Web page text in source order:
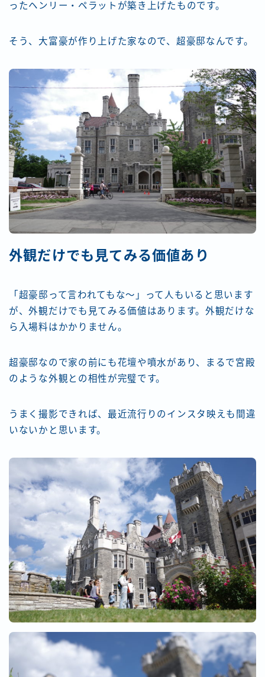
ったヘンリー・ペラットが築き上げたものです。
そう、大富豪が作り上げた家なので、超豪邸なんです。
外観だけでも見てみる価値あり
「超豪邸って言われてもな〜」って人もいると思います
が、外観だけでも見てみる価値はあります。外観だけな
ら入場料はかかりません。
超豪邸なので家の前にも花壇や噴水があり、まるで宮殿
のような外観との相性が完璧です。
うまく撮影できれば、最近流行りのインスタ映えも間違
いないかと思います。